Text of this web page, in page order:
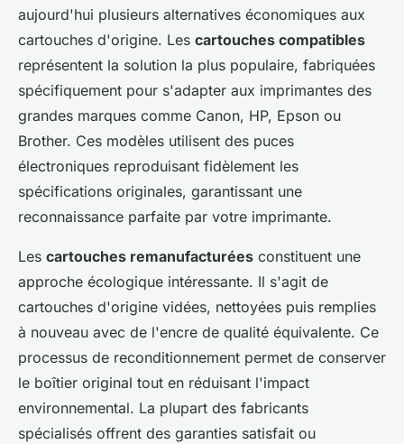
aujourd'hui plusieurs alternatives économiques aux
cartouches d'origine. Les cartouches compatibles
représentent la solution la plus populaire, fabriquées
spécifiquement pour s'adapter aux imprimantes des
grandes marques comme Canon, HP, Epson ou
Brother. Ces modèles utilisent des puces
électroniques reproduisant fidèlement les
spécifications originales, garantissant une
reconnaissance parfaite par votre imprimante.
Les cartouches remanufacturées constituent une
approche écologique intéressante. Il s'agit de
cartouches d'origine vidées, nettoyées puis remplies
à nouveau avec de l'encre de qualité équivalente. Ce
processus de reconditionnement permet de conserver
le boîtier original tout en réduisant l'impact
environnemental. La plupart des fabricants
spécialisés offrent des garanties satisfait ou